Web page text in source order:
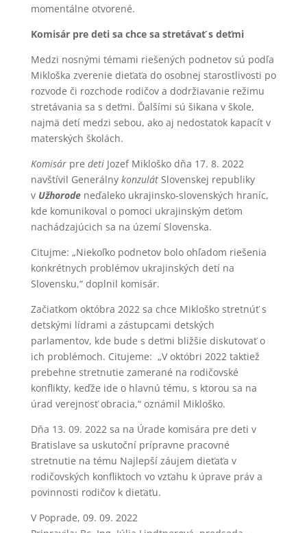
momentálne otvorené.
Komisár pre deti sa chce sa stretávať s deťmi
Medzi nosnými témami riešených podnetov sú podľa
Mikloška zverenie dieťaťa do osobnej starostlivosti po
rozvode či rozchode rodičov a dodržiavanie režimu
stretávania sa s deťmi. Ďalšími sú šikana v škole,
najmä detí medzi sebou, ako aj nedostatok kapacít v
materských školách.
Komisárpre detiJozef Mikloško dňa 17. 8. 2022
navštívil Generálny konzulátSlovenskej republiky
v Užhorodeneďaleko ukrajinsko-slovenských hraníc,
kde komunikoval o pomoci ukrajinským deťom
nachádzajúcich sa na území Slovenska.
Citujme: „Niekoľko podnetov bolo ohľadom riešenia
konkrétnych problémov ukrajinských detí na
Slovensku,“ doplnil komisár.
Začiatkom októbra 2022 sa chce Mikloško stretnúť s
detskými lídrami a zástupcami detských
parlamentov, kde bude s deťmi bližšie diskutovať o
ich problémoch. Citujeme: „V októbri 2022 taktiež
prebehne stretnutie zamerané na rodičovské
konflikty, keďže ide o hlavnú tému, s ktorou sa na
úrad verejnosť obracia,“ oznámil Mikloško.
Dňa 13. 09. 2022 sa na Úrade komisára pre deti v
Bratislave sa uskutoční prípravne pracovné
stretnutie na tému Najlepší záujem dieťaťa v
rodičovských konfliktoch vo vzťahu k úprave práv a
povinnosti rodičov k dieťaťu.
V Poprade, 09. 09. 2022